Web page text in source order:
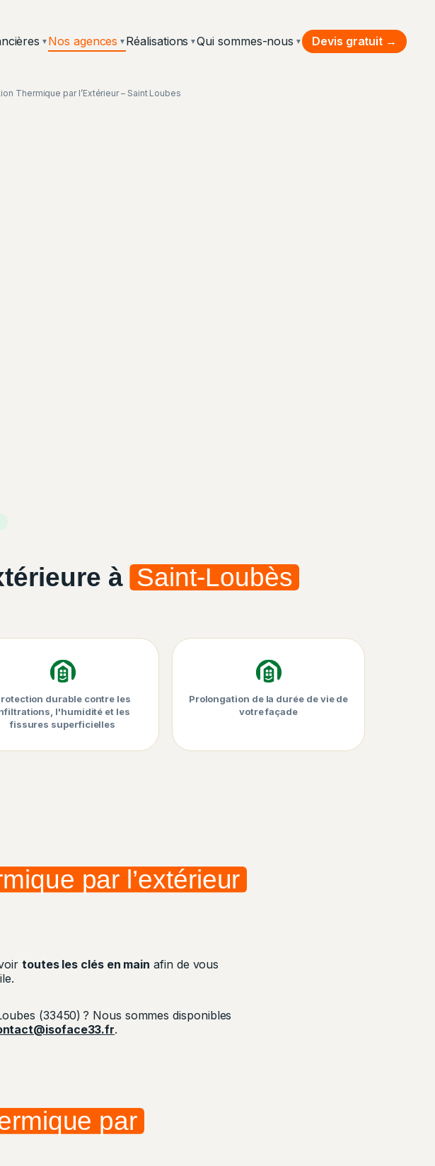
▼ Nos agences ▼ Réalisations ▼Qui sommes-nous ▼ Devis gratuit →
Thermique par l’Extérieur – Saint Loubes
à Saint-Loubès
durable contre les
l'humidité et les
fissures superficielles
Prolongation de la durée de vie de
votre façade
par l’extérieur
toutes les clés en main afin de vous
(33450) ? Nous sommes disponibles
.
par